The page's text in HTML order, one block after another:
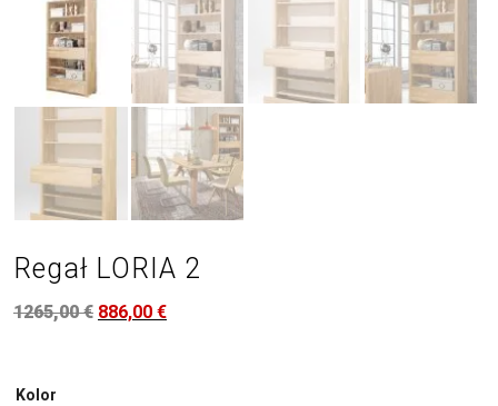
Regał LORIA 2
1265,00€ 886,00 €
Kolor